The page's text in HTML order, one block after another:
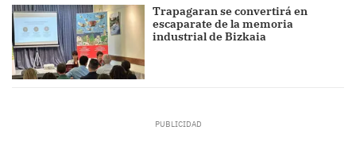
Trapagaran se convertirá en
escaparate de la memoria
industrial de Bizkaia